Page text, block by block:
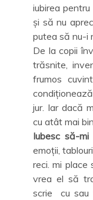
iubirea
și să nu
putea să nu-i
De la copii
trăsnite,
frumos
jur. Iar dacă
cu atât mai
Iubesc să-
emoții,
reci. mi
vrea el să
scrie cu sau